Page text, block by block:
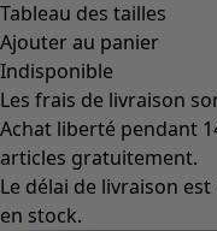
Tableau des tailles
Ajouter au panier
Indisponible
Les frais de livraison
Achat liberté pendant
articles gratuitement.
Le délai de livraison
en stock.